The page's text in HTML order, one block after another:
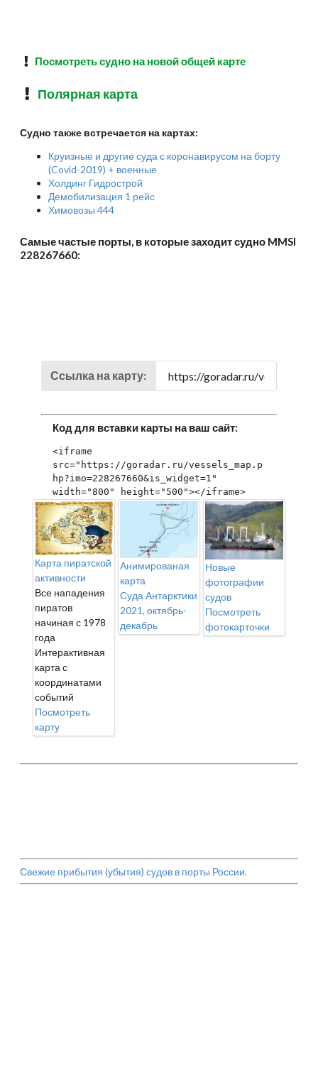
Посмотреть судно на новой общей карте
Полярная карта
Судно также встречается на картах:
Круизные и другие суда с коронавирусом на борту
(Covid-2019) + военные
Холдинг Гидрострой
Демобилизация 1 рейс
Химовозы 444
Самые частые порты, в которые заходит судно MMSI
228267660:
Ссылка на карту:
Код для вставки карты на ваш сайт:
<iframe
src="https://goradar.ru/vessels_map.p
hp?imo=228267660&is_widget=1"
width="800" height="500"></iframe>
Карта пиратской
активности
Все нападения
пиратов
начиная с 1978
года
Интерактивная
карта с
координатами
событий
Посмотреть
карту
Анимированая
карта
Суда Антарктики
2021, октябрь-
декабрь
Новые
фотографии
судов
Посмотреть
фотокарточки
Свежие прибытия (убытия) судов в порты России.